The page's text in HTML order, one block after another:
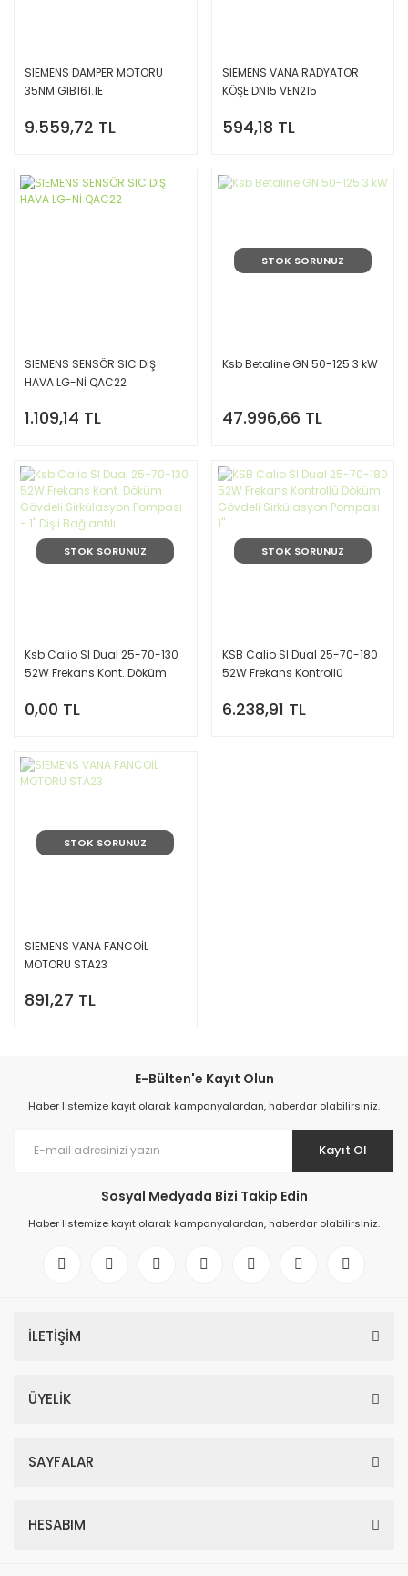
SIEMENS DAMPER MOTORU
35NM GIB161.1E
9.559,72 TL
SIEMENS VANA RADYATÖR
KÖŞE DN15 VEN215
594,18 TL
SIEMENS SENSÖR SIC DIŞ
HAVA LG-Nİ QAC22
1.109,14 TL
STOK SORUNUZ
Ksb Betaline GN 50-125 3 kW
47.996,66 TL
STOK SORUNUZ
Ksb Calio SI Dual 25-70-130
52W Frekans Kont. Döküm
Pompası - 1'' Dişli Bağlantılı
0,00 TL
STOK SORUNUZ
KSB Calio SI Dual 25-70-180
52W Frekans Kontrollü
Pompası 1''
6.238,91 TL
STOK SORUNUZ
SIEMENS VANA FANCOİL
MOTORU STA23
891,27 TL
E-Bülten'e Kayıt Olun
Haber listemize kayıt olarak kampanyalardan, haberdar olabilirsiniz.
Kayıt Ol
Sosyal Medyada Bizi Takip Edin
Haber listemize kayıt olarak kampanyalardan, haberdar olabilirsiniz.
İLETİŞİM
ÜYELİK
SAYFALAR
HESABIM